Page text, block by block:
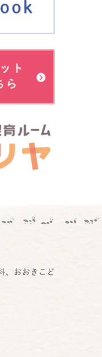
、おおきこど